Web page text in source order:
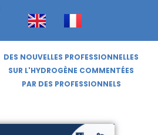
DES NOUVELLES PROFESSIONNELLES
SUR L'HYDROGÈNE COMMENTÉES
PAR DES PROFESSIONNELS